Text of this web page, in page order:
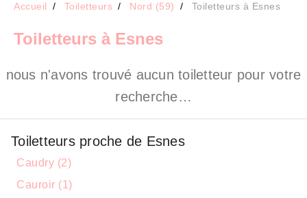
Accueil Toiletteurs Nord (59) Toiletteurs à Esnes
Toiletteurs à Esnes
nous n'avons trouvé aucun toiletteur pour votre
recherche…
Toiletteurs proche de Esnes
Caudry (2)
Cauroir (1)